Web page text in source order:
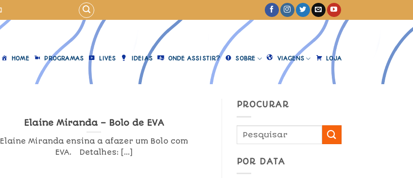
HOME PROGRAMAS LIVES IDEIAS ONDE ASSISTIR? SOBRE VIAGENS LOJA
Elaine Miranda – Bolo de EVA
Elaine Miranda ensina a afazer um Bolo com
EVA. Detalhes: [...]
PROCURAR
POR DATA